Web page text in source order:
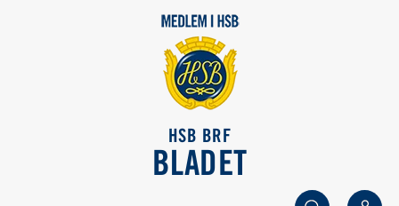
HSB BRF
BLADET